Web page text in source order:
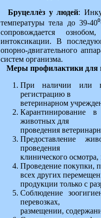
Бруцеллѐз у людей:
температуры тела до 39-
сопровождается
интоксикации. В
опорно-двигательного
систем организма.
Меры профилактики для
При наличии или
регистрацию в
ветеринарном
Карантинирование
животных для
проведения
Предоставление
проведения
клинического
Проведение покупки,
всех других
продукции только с
Соблюдение
перевозках,
размещении,